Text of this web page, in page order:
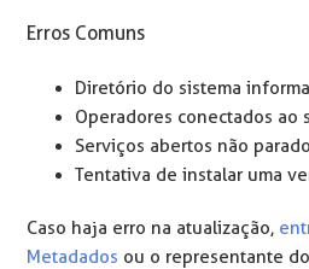
Erros Comuns
Diretório do sistema
Operadores conectados ao
Serviços abertos não
Tentativa de instalar uma
Caso haja erro na atualização,
Metadados ou o representante